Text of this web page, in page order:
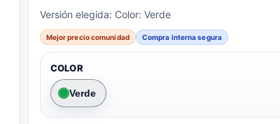
Versión elegida: Color: Verde
Mejor precio comunidad Compra interna segura
COLOR
Verde